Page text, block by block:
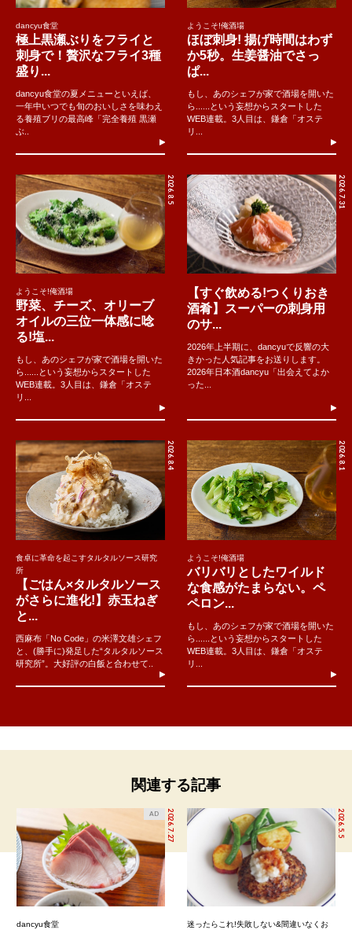
dancyu食堂
極上黒瀬ぶりをフライと
刺身で！贅沢なフライ3種
盛り...
dancyu食堂の夏メニューといえば、
一年中いつでも旬のおいしさを味わえ
る養殖ブリの最高峰「完全養殖 黒瀬
ぶ..
ようこそ!俺酒場
ほぼ刺身! 揚げ時間はわず
か5秒。生姜醤油でさっ
ぱ...
もし、あのシェフが家で酒場を開いた
ら......という妄想からスタートした
WEB連載。3人目は、鎌倉「オステ
リ...
2026.8.5
ようこそ!俺酒場
野菜、チーズ、オリーブ
オイルの三位一体感に唸
る!塩...
もし、あのシェフが家で酒場を開いた
ら......という妄想からスタートした
WEB連載。3人目は、鎌倉「オステ
リ...
2026.7.31
【すぐ飲める!つくりおき
酒肴】スーパーの刺身用
のサ...
2026年上半期に、dancyuで反響の大
きかった人気記事をお送りします。
2026年日本酒dancyu「出会えてよか
った...
2026.8.4
食卓に革命を起こすタルタルソース研究
所
【ごはん×タルタルソース
がさらに進化!】赤玉ねぎ
と...
西麻布「No Code」の米澤文雄シェフ
と、(勝手に)発足した“タルタルソース
研究所”。大好評の白飯と合わせて..
2026.8.1
ようこそ!俺酒場
バリバリとしたワイルド
な食感がたまらない。ペ
ペロン...
もし、あのシェフが家で酒場を開いた
ら......という妄想からスタートした
WEB連載。3人目は、鎌倉「オステ
リ...
関連する記事
2026.7.27
AD
dancyu食堂
2026.5.5
迷ったらこれ!失敗しない&間違いなくお